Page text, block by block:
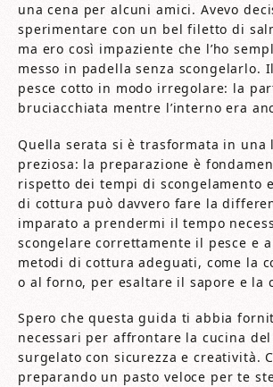
una cena per alcuni amici. Avevo
sperimentare con un bel filetto di
ma ero così impaziente che l’ho
messo in padella senza scongelarlo.
pesce cotto in modo irregolare: la
bruciacchiata mentre l’interno era
Quella serata si è trasformata in una
preziosa: la preparazione è
rispetto dei tempi di scongelamento
di cottura può davvero fare la
imparato a prendermi il tempo
scongelare correttamente il pesce e
metodi di cottura adeguati, come la
o al forno, per esaltare il sapore e la
Spero che questa guida ti abbia
necessari per affrontare la cucina del
surgelato con sicurezza e creatività.
preparando un pasto veloce per te